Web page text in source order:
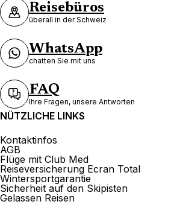
Reisebüros
überall in der Schweiz
WhatsApp
chatten Sie mit uns
FAQ
Ihre Fragen, unsere Antworten
NÜTZLICHE LINKS
Kontaktinfos
AGB
Flüge mit Club Med
Reiseversicherung Ecran Total
Wintersportgarantie
Sicherheit auf den Skipisten
Gelassen Reisen